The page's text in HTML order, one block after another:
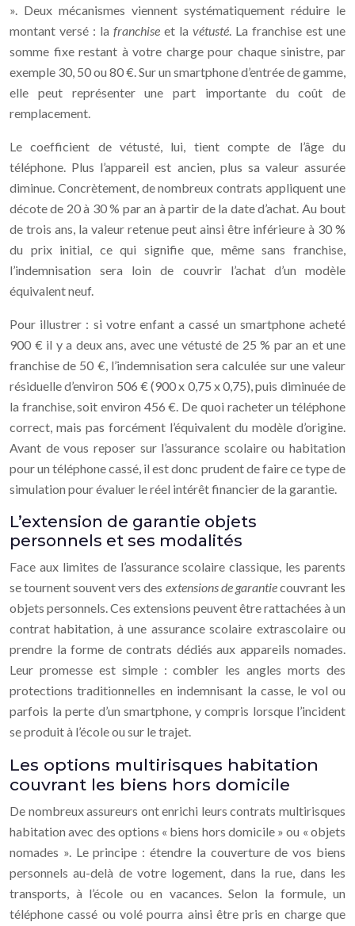
». Deux mécanismes viennent systématiquement réduire le
montant versé : la franchise et la vétusté. La franchise est une
somme fixe restant à votre charge pour chaque sinistre, par
exemple 30, 50 ou 80 €. Sur un smartphone d’entrée de gamme,
elle peut représenter une part importante du coût de
remplacement.
Le coefficient de vétusté, lui, tient compte de l’âge du
téléphone. Plus l’appareil est ancien, plus sa valeur assurée
diminue. Concrètement, de nombreux contrats appliquent une
décote de 20 à 30 % par an à partir de la date d’achat. Au bout
de trois ans, la valeur retenue peut ainsi être inférieure à 30 %
du prix initial, ce qui signifie que, même sans franchise,
l’indemnisation sera loin de couvrir l’achat d’un modèle
équivalent neuf.
Pour illustrer : si votre enfant a cassé un smartphone acheté
900 € il y a deux ans, avec une vétusté de 25 % par an et une
franchise de 50 €, l’indemnisation sera calculée sur une valeur
résiduelle d’environ 506 € (900 x 0,75 x 0,75), puis diminuée de
la franchise, soit environ 456 €. De quoi racheter un téléphone
correct, mais pas forcément l’équivalent du modèle d’origine.
Avant de vous reposer sur l’assurance scolaire ou habitation
pour un téléphone cassé, il est donc prudent de faire ce type de
simulation pour évaluer le réel intérêt financier de la garantie.
L’extension de garantie objets
personnels et ses modalités
Face aux limites de l’assurance scolaire classique, les parents
se tournent souvent vers des extensions de garantiecouvrant les
objets personnels. Ces extensions peuvent être rattachées à un
contrat habitation, à une assurance scolaire extrascolaire ou
prendre la forme de contrats dédiés aux appareils nomades.
Leur promesse est simple : combler les angles morts des
protections traditionnelles en indemnisant la casse, le vol ou
parfois la perte d’un smartphone, y compris lorsque l’incident
se produit à l’école ou sur le trajet.
Les options multirisques habitation
couvrant les biens hors domicile
De nombreux assureurs ont enrichi leurs contrats multirisques
habitation avec des options « biens hors domicile » ou « objets
nomades ». Le principe : étendre la couverture de vos biens
personnels au-delà de votre logement, dans la rue, dans les
transports, à l’école ou en vacances. Selon la formule, un
téléphone cassé ou volé pourra ainsi être pris en charge que